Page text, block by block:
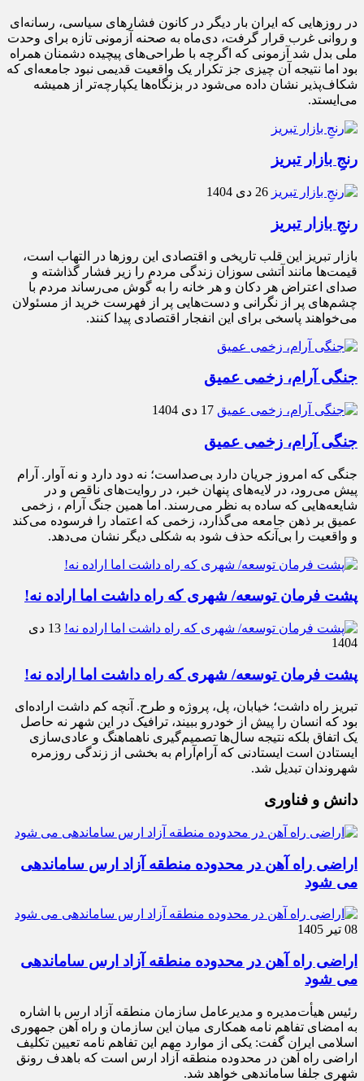
در روزهایی که ایران بار دیگر در کانون فشارهای سیاسی، رسانه‌ای
و روانی غرب قرار گرفت، دی‌ماه به صحنه آزمونی تازه برای وحدت
ملی بدل شد آزمونی که اگرچه با طراحی‌های پیچیده دشمنان همراه
بود اما نتیجه آن چیزی جز تکرار یک واقعیت قدیمی نبود جامعه‌ای که
شکاف‌پذیر نشان داده می‌شود در بزنگاه‌ها یکپارچه‌تر از همیشه
می‌ایستد.
رنجِ بازار تبریز
26 دی 1404
رنجِ بازار تبریز
بازار تبریز این قلب تاریخی و اقتصادی این روزها در التهاب است،
قیمت‌ها مانند آتشی سوزان زندگی مردم را زیر فشار گذاشته و
صدای اعتراض هر دکان و هر خانه را به گوش می‌رساند مردم با
چشم‌های پر از نگرانی و دست‌هایی پر از فهرست خرید از مسئولان
می‌خواهند پاسخی برای این انفجار اقتصادی پیدا کنند.
جنگی آرام، زخمی عمیق
17 دی 1404
جنگی آرام، زخمی عمیق
جنگی که امروز جریان دارد بی‌صداست؛ نه دود دارد و نه آوار. آرام
پیش می‌رود، در لایه‌های پنهان خبر، در روایت‌های ناقص و در
شایعه‌هایی که ساده به نظر می‌رسند. اما همین جنگ آرام ، زخمی
عمیق بر ذهن جامعه می‌گذارد، زخمی که اعتماد را فرسوده می‌کند
و واقعیت را بی‌آنکه حذف شود به شکلی دیگر نشان می‌دهد.
پشت فرمان توسعه/ شهری که راه داشت اما اراده نه!
13 دی
1404
پشت فرمان توسعه/ شهری که راه داشت اما اراده نه!
تبریز راه داشت؛ خیابان، پل، پروژه و طرح. آنچه کم داشت اراده‌ای
بود که انسان را پیش از خودرو ببیند، ترافیک در این شهر نه حاصل
یک اتفاق بلکه نتیجه سال‌ها تصمیم‌گیری ناهماهنگ و عادی‌سازی
ایستادن است ایستادنی که آرام‌آرام به بخشی از زندگی روزمره
شهروندان تبدیل شد.
دانش و فناوری
اراضی راه آهن در محدوده منطقه آزاد ارس ساماندهی
می شود
08 تیر 1405
اراضی راه آهن در محدوده منطقه آزاد ارس ساماندهی
می شود
رئیس هیأت‌مدیره و مدیرعامل سازمان منطقه آزاد ارس با اشاره
به امضای تفاهم نامه همکاری میان این سازمان و راه آهن جمهوری
اسلامی ایران گفت: یکی از موارد مهم این تفاهم نامه تعیین تکلیف
اراضی راه آهن در محدوده منطقه آزاد ارس است که باهدف رونق
شهری جلفا ساماندهی خواهد شد.